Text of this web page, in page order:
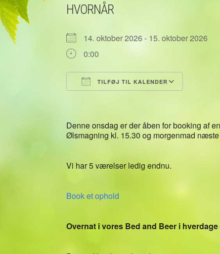
HVORNÅR
14. oktober 2026 - 15. oktober 2026
0:00
TILFØJ TIL KALENDER
Denne onsdag er der åben for booking af
Ølsmagning kl. 15.30 og morgenmad
Vi har 5 værelser ledig endnu.
Book et ophold
Overnat i vores Bed and Beer i